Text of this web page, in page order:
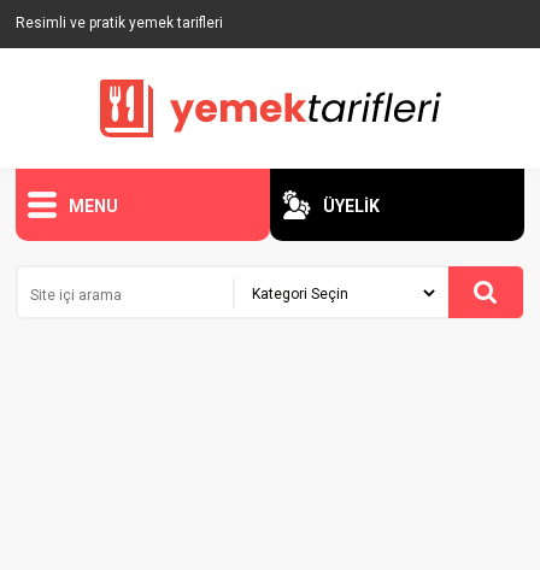
Resimli ve pratik yemek tarifleri
MENU ÜYELİK